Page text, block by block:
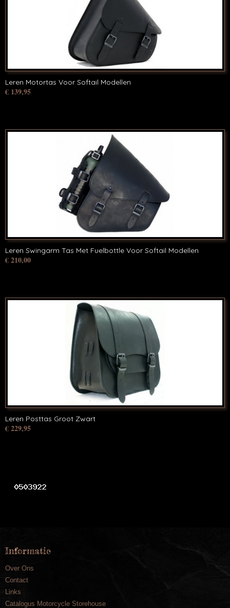
Leren Motortas Voor Softail Modellen
€ 139,95
Leren Swingarm Tas Met Fuelbottle Voor Softail Modellen
€ 210,00
Leren Posttas Groot Zwart
€ 229,95
Informatie
Over Ons
Contact
Links
Catalogus Motorcycle Storehouse